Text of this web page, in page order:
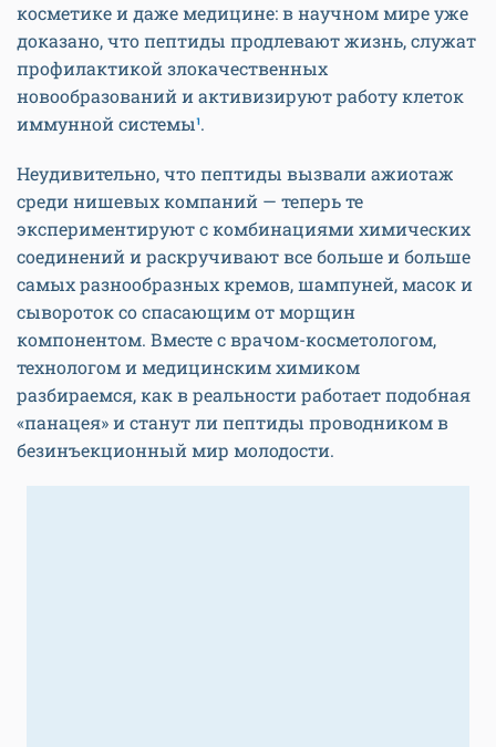
косметике и даже медицине: в научном мире уже
доказано, что пептиды продлевают жизнь, служат
профилактикой злокачественных
новообразований и активизируют работу клеток
иммунной системы¹.
Неудивительно, что пептиды вызвали ажиотаж
среди нишевых компаний — теперь те
экспериментируют с комбинациями химических
соединений и раскручивают все больше и больше
самых разнообразных кремов, шампуней, масок и
сывороток со спасающим от морщин
компонентом. Вместе с врачом-косметологом,
технологом и медицинским химиком
разбираемся, как в реальности работает подобная
«панацея» и станут ли пептиды проводником в
безинъекционный мир молодости.